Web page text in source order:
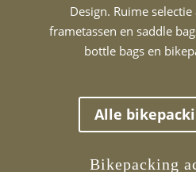
Design. Ruime
frametassen en saddle
bottle bags en
Alle
Bikepacking